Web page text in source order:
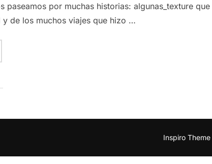
por muchas historias: algunas_texture que
de los muchos viajes que hizo …
Inspiro Theme